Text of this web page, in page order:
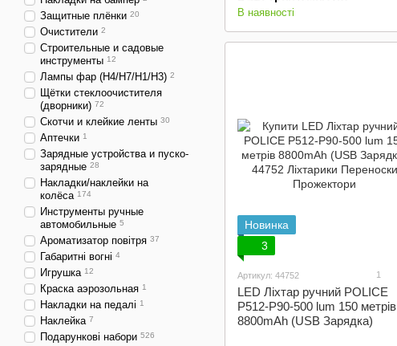
В наявності
Новинка
3
Артикул: 44752 1
LED Ліхтар ручний POLICE
P512-P90-500 lum 150 метрів
8800mAh (USB Зарядка)
Защитные плёнки 20
Очистители 2
Строительные и садовые
инструменты 12
Лампы фар (Н4/Н7/H1/H3) 2
Щётки стеклоочистителя
(дворники) 72
Скотчи и клейкие ленты 30
Аптечки 1
Зарядные устройства и пуско-
зарядные 28
Накладки/наклейки на
колёса 174
Инструменты ручные
автомобильные 5
Ароматизатор повітря 37
Габаритні вогні 4
Игрушка 12
Краска аэрозольная 1
Накладки на педалі 1
Наклейка 7
Подарункові набори 526